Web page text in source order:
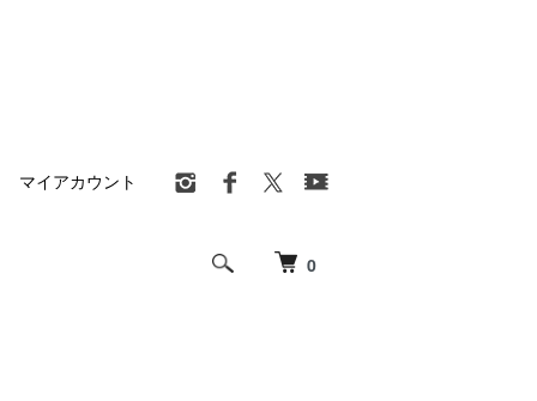
0
マイアカウント